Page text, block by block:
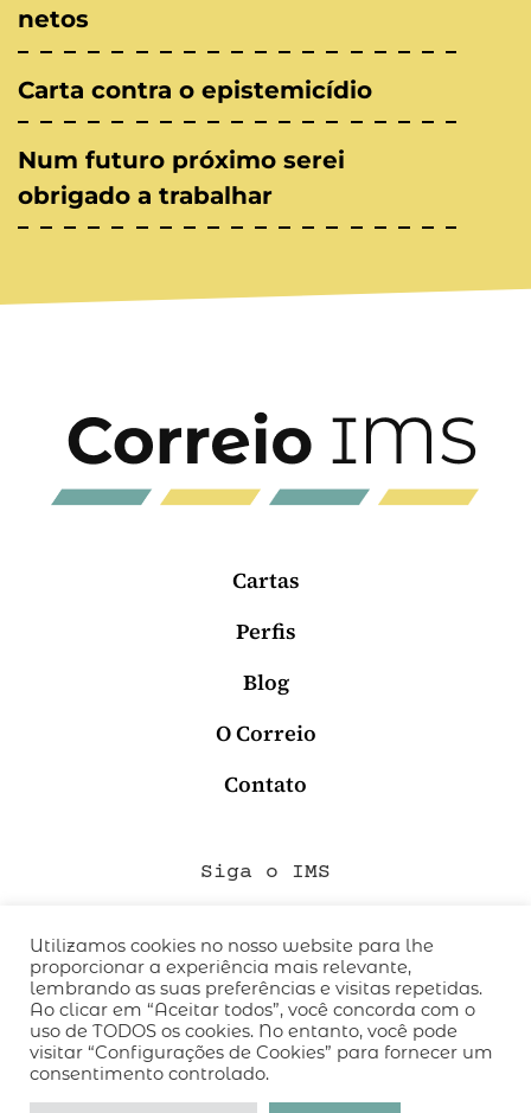
netos
Carta contra o epistemicídio
Num futuro próximo serei
obrigado a trabalhar
Cartas
Perfis
Blog
O Correio
Contato
Siga o IMS
QUEM SOMOS
CÓDIGO DE CONDUTA
POLÍTICA DE PRIVACIDADE
TERMOS DE USO
Utilizamos cookies no nosso website para lhe
proporcionar a experiência mais relevante,
lembrando as suas preferências e visitas repetidas.
Ao clicar em “Aceitar todos”, você concorda com o
uso de TODOS os cookies. No entanto, você pode
visitar “Configurações de Cookies” para fornecer um
consentimento controlado.